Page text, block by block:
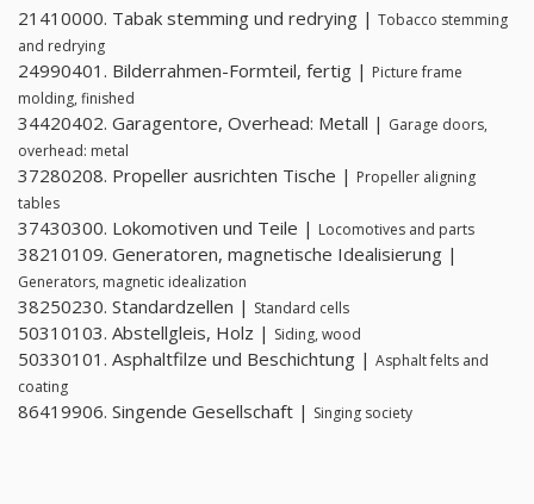
21410000. Tabak stemming und redrying | Tobacco stemming
and redrying
24990401. Bilderrahmen-Formteil, fertig | Picture frame
molding, finished
34420402. Garagentore, Overhead: Metall | Garage doors,
overhead: metal
37280208. Propeller ausrichten Tische | Propeller aligning
tables
37430300. Lokomotiven und Teile | Locomotives and parts
38210109. Generatoren, magnetische Idealisierung |
Generators, magnetic idealization
38250230. Standardzellen | Standard cells
50310103. Abstellgleis, Holz | Siding, wood
50330101. Asphaltfilze und Beschichtung | Asphalt felts and
coating
86419906. Singende Gesellschaft | Singing society